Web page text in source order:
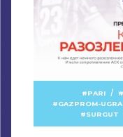
PARI /
GAZPROM-UGRA
SURGUT